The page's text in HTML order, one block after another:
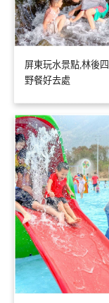
屏東玩水景點,林後
野餐好去處